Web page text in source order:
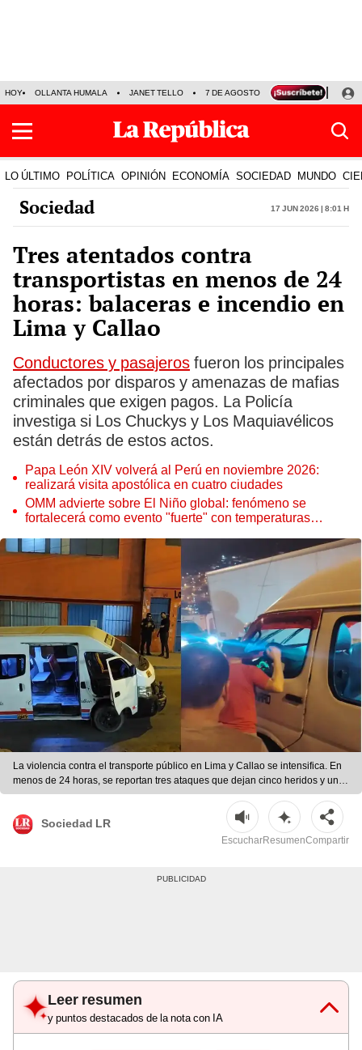
HOY OLLANTA HUMALA JANET TELLO 7 DE AGOSTO TINKA RESULTADOS
LO ÚLTIMO POLÍTICA OPINIÓN ECONOMÍA SOCIEDAD MUNDO
Sociedad 17 Jun 2026 | 8:01 h
Tres atentados contra
transportistas en menos de 24
horas: balaceras e incendio en
Lima y Callao
Conductores y pasajeros fueron los principales
afectados por disparos y amenazas de mafias
criminales que exigen pagos. La Policía
investiga si Los Chuckys y Los Maquiavélicos
están detrás de estos actos.
Papa León XIV volverá al Perú en noviembre 2026:
realizará visita apostólica en cuatro ciudades
OMM advierte sobre El Niño global: fenómeno se
fortalecerá como evento "fuerte" con temperaturas
La violencia contra el transporte público en Lima y Callao se intensifica. En
menos de 24 horas, se reportan tres ataques que dejan cinco heridos y una
custer incendiada. | composición LR
Sociedad LR
EscucharResumenCompartir
Leer resumen
y puntos destacados de la nota con IA